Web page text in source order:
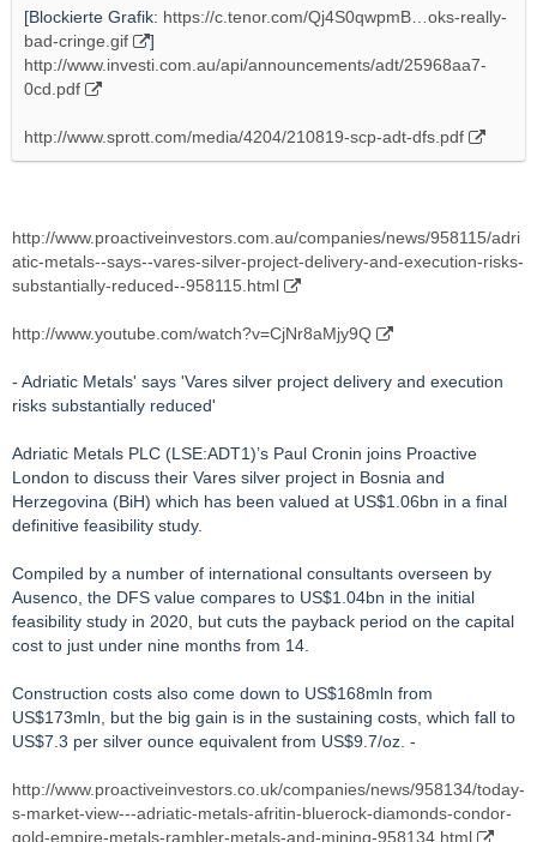
[Blockierte Grafik: https://c.tenor.com/Qj4S0qwpmB…oks-really-
bad-cringe.gif
]
http://www.investi.com.au/api/announcements/adt/25968aa7-
0cd.pdf
http://www.sprott.com/media/4204/210819-scp-adt-dfs.pdf
http://www.proactiveinvestors.com.au/companies/news/958115/adri
atic-metals--says--vares-silver-project-delivery-and-execution-risks-
substantially-reduced--958115.html
http://www.youtube.com/watch?v=CjNr8aMjy9Q
- Adriatic Metals' says 'Vares silver project delivery and execution
risks substantially reduced'
Adriatic Metals PLC (LSE:ADT1)’s Paul Cronin joins Proactive
London to discuss their Vares silver project in Bosnia and
Herzegovina (BiH) which has been valued at US$1.06bn in a final
definitive feasibility study.
Compiled by a number of international consultants overseen by
Ausenco, the DFS value compares to US$1.04bn in the initial
feasibility study in 2020, but cuts the payback period on the capital
cost to just under nine months from 14.
Construction costs also come down to US$168mln from
US$173mln, but the big gain is in the sustaining costs, which fall to
US$7.3 per silver ounce equivalent from US$9.7/oz. -
http://www.proactiveinvestors.co.uk/companies/news/958134/today-
s-market-view---adriatic-metals-afritin-bluerock-diamonds-condor-
gold-empire-metals-rambler-metals-and-mining-958134.html